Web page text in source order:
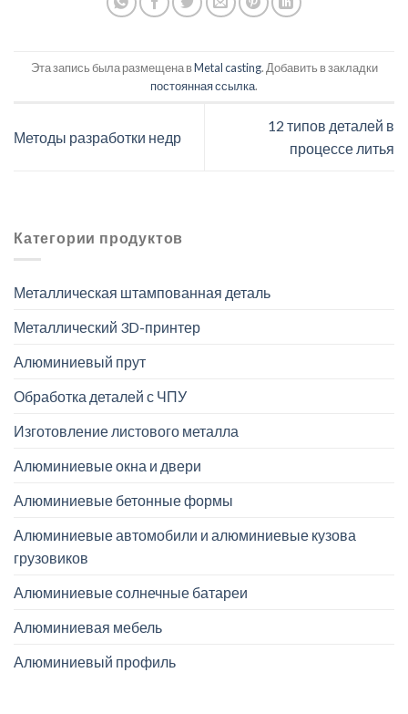
Эта запись была размещена вMetal casting. Добавить в закладки
постоянная ссылка.
Методы разработки недр
12 типов деталей в
процессе литья
Категории продуктов
Металлическая штампованная деталь
Металлический 3D-принтер
Алюминиевый прут
Обработка деталей с ЧПУ
Изготовление листового металла
Алюминиевые окна и двери
Алюминиевые бетонные формы
Алюминиевые автомобили и алюминиевые кузова
грузовиков
Алюминиевые солнечные батареи
Алюминиевая мебель
Алюминиевый профиль